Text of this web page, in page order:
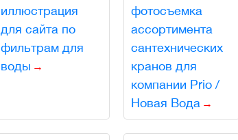
иллюстрация
для сайта по
фильтрам для
воды
фотосъемка
ассортимента
сантехнических
кранов для
компании Prio /
Новая Вода